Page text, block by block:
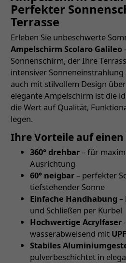
Perfekter
Terrasse
Erleben Sie unbeschwerte
Ampelschirm Scolaro Galileo
Sonnenschirm, der Ihre
intensiver
auch mit stilvollem Design
elegante Ampelschirm ist die
die Wert auf Qualität,
legen.
Ihre Vorteile auf einen
360° drehbar– für
Ausrichtung
60° neigbar– perfekter
tiefstehender Sonne
Einfache Handhabung –
und Schließen per Kurbel
Hochwertige Acrylfaser
wasserabweisend mit
Stabiles
pulverbeschichtet in